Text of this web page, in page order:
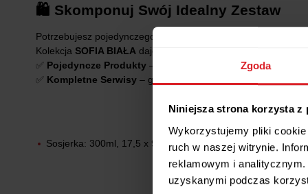
Zgoda
Niniejsza strona korzysta z
Wykorzystujemy pliki
ruch w naszej witrynie.
reklamowym i
uzyskanymi podczas
🛍️ Skomponuj Swój Idealny Zestaw
Potrzebujesz pojedynczego półmiska, by uzupełnić kolekcję,
Kolekcja SOFIA BIAŁA daje Ci pełną swobodę wyboru:
✅ Pojedyncze Produkty – idealne do uzupełniania i
✅ Kompletne Serwisy – gotowe, harmonijne zestawy na
Sosjerka: 300ml, 17,5 x 9 x 9,5 cm
Aby